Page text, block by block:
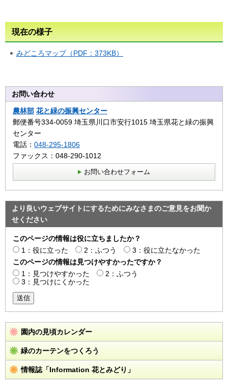
現在の様子
みどころマップ（PDF：373KB）
お問い合わせ
農林部 花と緑の振興センター
郵便番号334-0059 埼玉県川口市安行1015 埼玉県花と緑の振興
センター
電話： 048-295-1806
ファックス：048-290-1012
お問い合わせフォーム
より良いウェブサイトにするためにみなさまのご意見をお聞か
せください
このページの情報は役に立ちましたか？
1：役に立った
2：ふつう
3：役に立たなかった
このページの情報は見つけやすかったですか？
1：見つけやすかった
2：ふつう
3：見つけにくかった
送信
園内の見頃カレンダー
緑のカーテンをつくろう
情報誌「Information 花とみどり」